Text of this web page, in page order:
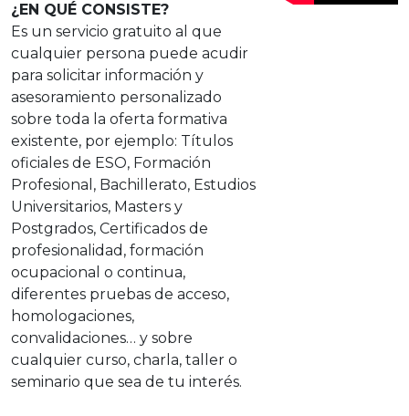
í
d
e
o
¿EN QUÉ CONSISTE?
Es un servicio gratuito al que
cualquier persona puede acudir
para solicitar información y
asesoramiento personalizado
sobre toda la oferta formativa
existente, por ejemplo: Títulos
oficiales de ESO, Formación
Profesional, Bachillerato, Estudios
Universitarios, Masters y
Postgrados, Certificados de
profesionalidad, formación
ocupacional o continua,
diferentes pruebas de acceso,
homologaciones,
convalidaciones… y sobre
cualquier curso, charla, taller o
seminario que sea de tu interés.